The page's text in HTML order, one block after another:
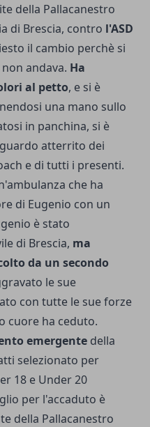
della Pallacanestro
di Brescia, contro l'ASD
il cambio perchè si
andava. Ha
al petto, e si è
una mano sullo
in panchina, si è
atterrito dei
e di tutti i presenti.
che ha
di Eugenio con un
è stato
di Brescia, ma
da un secondo
le sue
con tutte le sue forze
cuore ha ceduto.
emergente della
selezionato per
18 e Under 20
per l'accaduto è
della Pallacanestro